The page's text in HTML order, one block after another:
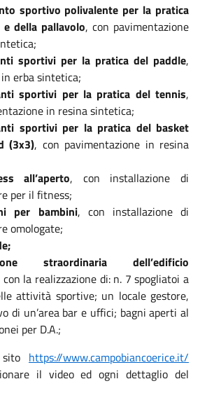
sportivo polivalente per la pratica
della pallavolo, con pavimentazione
sportivi per la pratica del paddle,
erba sintetica;
sportivi per la pratica del tennis,
in resinasintetica;
sportivi per la pratica del basket
(3x3), con pavimentazione in resina
all’aperto, con installazione di
per il fitness;
per bambini, con installazione di
omologate;
straordinaria dell’edificio
con la realizzazione di: n. 7 spogliatoi a
attività sportive; un locale gestore,
di un’area bar e uffici; bagni aperti al
per D.A.;
sito https://www.campobiancoerice.it/
il video ed ogni dettaglio del